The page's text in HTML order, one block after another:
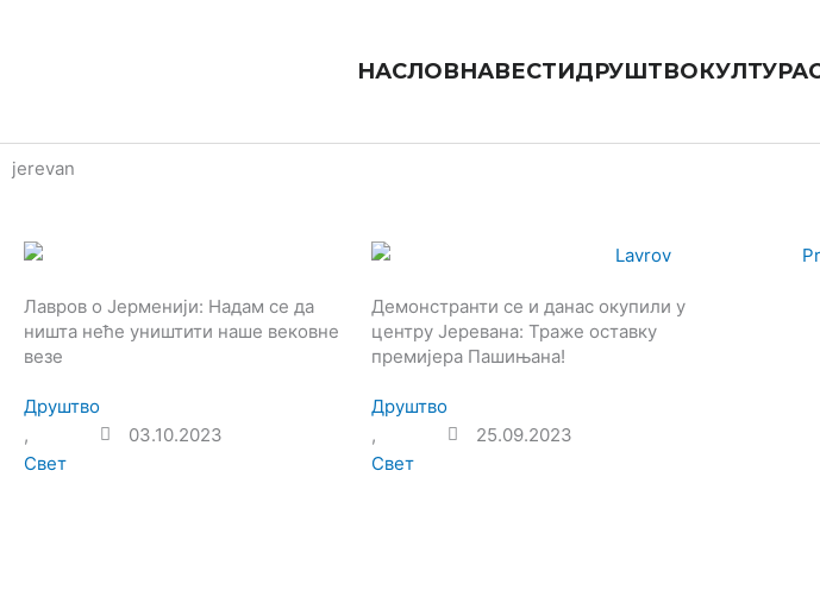
НАСЛОВНАВЕСТИДРУШТВОКУЛТУРА
jerevan
Лавров о Јерменији: Надам се да
ништа неће уништити наше вековне
везе
Друштво
,
Свет
03.10.2023
Демонстранти се и данас окупили у
центру Јеревана: Траже оставку
премијера Пашињана!
Друштво
,
Свет
25.09.2023